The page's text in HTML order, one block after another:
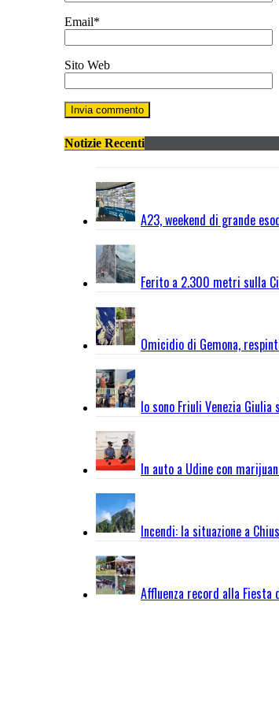
Email*
Sito Web
Notizie Recenti
A23, weekend di grande
Ferito a 2.300 metri sulla
Omicidio di Gemona,
Io sono Friuli Venezia
In auto a Udine con
Incendi: la situazione a
Affluenza record alla Fiesta